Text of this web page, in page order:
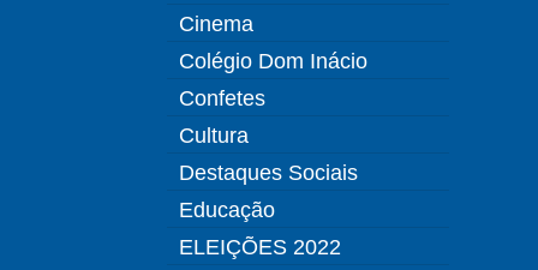
Cinema
Colégio Dom Inácio
Confetes
Cultura
Destaques Sociais
Educação
ELEIÇÕES 2022